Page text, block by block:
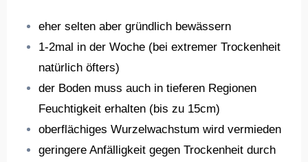
eher selten aber gründlich bewässern
1-2mal in der Woche (bei extremer Trockenheit
natürlich öfters)
der Boden muss auch in tieferen Regionen
Feuchtigkeit erhalten (bis zu 15cm)
oberflächiges Wurzelwachstum wird vermieden
geringere Anfälligkeit gegen Trockenheit durch